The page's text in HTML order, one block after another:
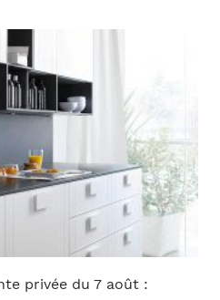
privée du 7 août :